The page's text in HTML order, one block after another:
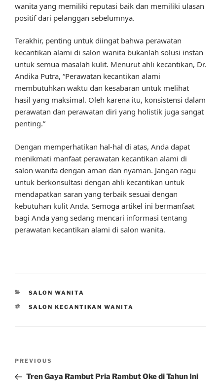
wanita yang memiliki reputasi baik dan memiliki ulasan
positif dari pelanggan sebelumnya.
Terakhir, penting untuk diingat bahwa perawatan
kecantikan alami di salon wanita bukanlah solusi instan
untuk semua masalah kulit. Menurut ahli kecantikan, Dr.
Andika Putra, “Perawatan kecantikan alami
membutuhkan waktu dan kesabaran untuk melihat
hasil yang maksimal. Oleh karena itu, konsistensi dalam
perawatan dan perawatan diri yang holistik juga sangat
penting.”
Dengan memperhatikan hal-hal di atas, Anda dapat
menikmati manfaat perawatan kecantikan alami di
salon wanita dengan aman dan nyaman. Jangan ragu
untuk berkonsultasi dengan ahli kecantikan untuk
mendapatkan saran yang terbaik sesuai dengan
kebutuhan kulit Anda. Semoga artikel ini bermanfaat
bagi Anda yang sedang mencari informasi tentang
perawatan kecantikan alami di salon wanita.
CATEGORIES
SALON WANITA
TAGS
SALON KECANTIKAN WANITA
Previous
Post
PREVIOUS
Tren Gaya Rambut Pria Rambut Oke di Tahun Ini